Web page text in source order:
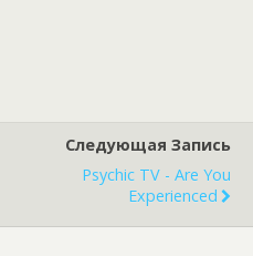
Следующая Запись
Psychic TV - Are You
Experienced